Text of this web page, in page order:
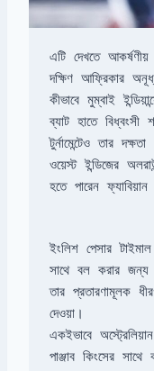
দক্ষিণ আফ্রিকার
কীভাবে মুম্বাই
ব্যাট হাতে
টুর্নামেন্টেও তার
ওয়েস্ট ইন্ডিজের
হতে পারেন
ইংলিশ পেসার
তার প্রতারণামূলক
একইভাবে
পাঞ্জাব কিংসের